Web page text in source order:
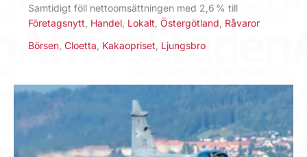
Samtidigt föll netto­omsättningen med 2,6 % till
Företagsnytt Handel Lokalt Östergötland Råvaror
Börsen Cloetta Kakaopriset Ljungsbro